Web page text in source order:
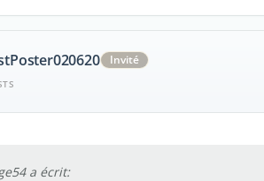
Invité
a écrit: